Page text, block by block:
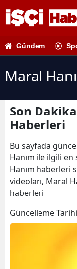
Gündem
Maral
Son
Haberleri
Bu sayfada
Hanım ile ilgili
Hanım haberleri
videoları, Maral
haberleri
Güncelleme